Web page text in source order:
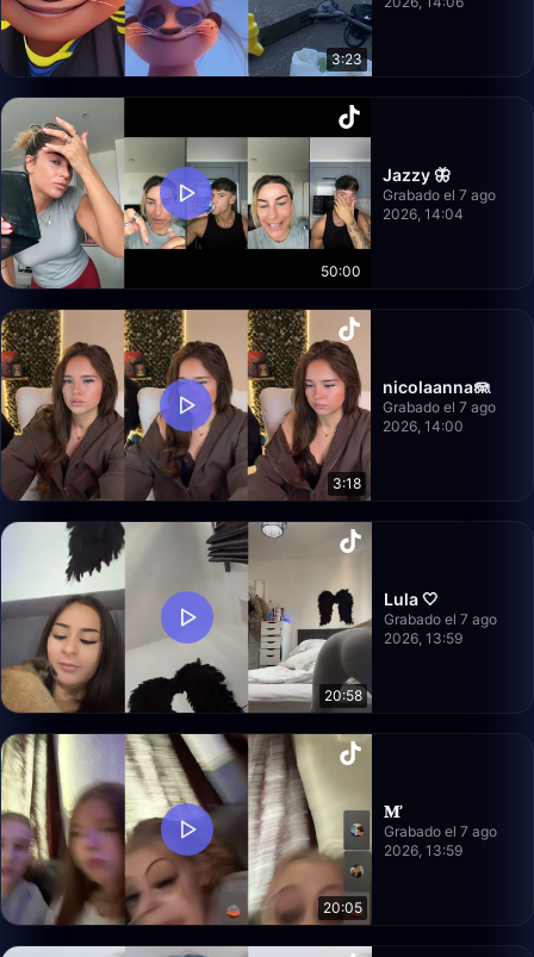
3:23
50:00
Jazzy 🦋
Grabado el 7 ago
2026, 14:04
3:18
nicolaanna🪼
Grabado el 7 ago
2026, 14:00
20:58
Lula 🤍
Grabado el 7 ago
2026, 13:59
20:05
𝐌’
Grabado el 7 ago
2026, 13:59